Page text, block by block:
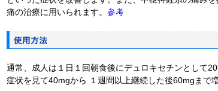
痛の治療に用いられます。 参考
通常、成人は１日１回朝食後にデュロキセチンとして
症状を見て40mgから １週間以上継続した後60mgまで